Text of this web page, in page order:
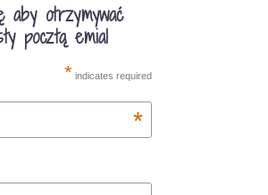
aby otrzymywać
pocztą emial
* indicates required
*